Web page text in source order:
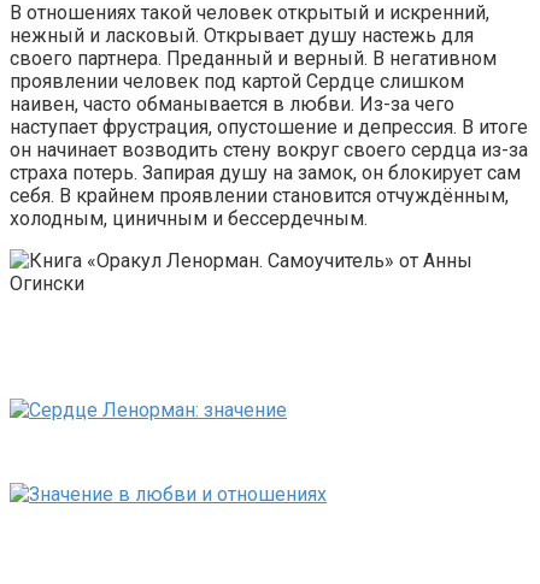
В отношениях такой человек открытый и искренний,
нежный и ласковый. Открывает душу настежь для
своего партнера. Преданный и верный. В негативном
проявлении человек под картой Сердце слишком
наивен, часто обманывается в любви. Из-за чего
наступает фрустрация, опустошение и депрессия. В итоге
он начинает возводить стену вокруг своего сердца из-за
страха потерь. Запирая душу на замок, он блокирует сам
себя. В крайнем проявлении становится отчуждённым,
холодным, циничным и бессердечным.